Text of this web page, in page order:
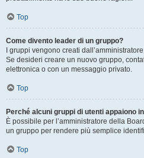
Top
Come divento leader di un gruppo?
I gruppi vengono creati
Se desideri creare un nuovo gruppo,
elettronica o con un messaggio privato.
Top
Perché alcuni gruppi di utenti appaiono
È possibile per l’amministratore della
un gruppo per rendere più semplice
Top